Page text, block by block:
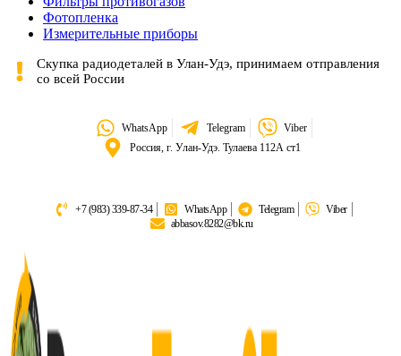
Фотопленка
Измерительные приборы
Скупка радиодеталей в Улан-Удэ, принимаем отправления
со всей России
WhatsApp Telegram
Viber
Россия, г. Улан-Удэ. Тулаева 112А ст1
+7 (983) 339-87-34 WhatsApp Telegram
Viber
abbasov.8282@bk.ru